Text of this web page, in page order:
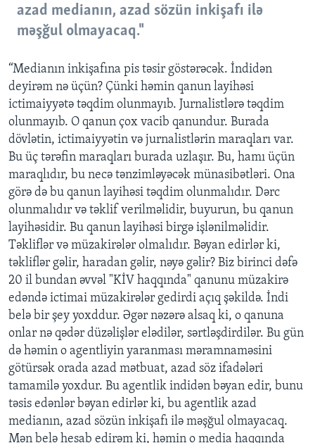
azad medianın, azad sözün inkişafı ilə
məşğul olmayacaq."
“Medianın inkişafına pis təsir göstərəcək. İndidən
deyirəm nə üçün? Çünki həmin qanun layihəsi
ictimaiyyətə təqdim olunmayıb. Jurnalistlərə təqdim
olunmayıb. O qanun çox vacib qanundur. Burada
dövlətin, ictimaiyyətin və jurnalistlərin maraqları var.
Bu üç tərəfin maraqları burada uzlaşır. Bu, hamı üçün
maraqlıdır, bu necə tənzimləyəcək münasibətləri. Ona
görə də bu qanun layihəsi təqdim olunmalıdır. Dərc
olunmalıdır və təklif verilməlidir, buyurun, bu qanun
layihəsidir. Bu qanun layihəsi birgə işlənilməlidir.
Təkliflər və müzakirələr olmalıdır. Bəyan edirlər ki,
təkliflər gəlir, haradan gəlir, nəyə gəlir? Biz birinci dəfə
20 il bundan əvvəl "KİV haqqında" qanunu müzakirə
edəndə ictimai müzakirələr gedirdi açıq şəkildə. İndi
belə bir şey yoxddur. Əgər nəzərə alsaq ki, o qanuna
onlar nə qədər düzəlişlər elədilər, sərtləşdirdilər. Bu gün
də həmin o agentliyin yaranması məramnaməsini
götürsək orada azad mətbuat, azad söz ifadələri
tamamilə yoxdur. Bu agentlik indidən bəyan edir, bunu
təsis edənlər bəyan edirlər ki, bu agentlik azad
medianın, azad sözün inkişafı ilə məşğul olmayacaq.
Mən belə hesab edirəm ki, həmin o media haqqında